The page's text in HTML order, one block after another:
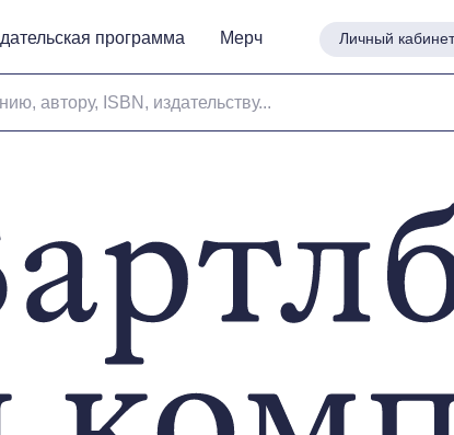
Личный кабинет
автору, ISBN, издательству...
программа Мерч Личный кабинет
программа Мерч